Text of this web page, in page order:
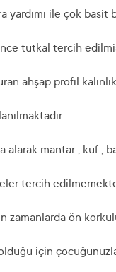
yardımı ile çok
tutkal tercih
ahşap profil
alarak mantar , küf ,
tercih
ön
için